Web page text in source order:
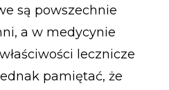
są powszechnie
a w medycynie
lecznicze
pamiętać, że